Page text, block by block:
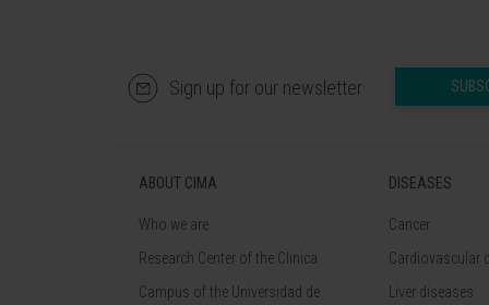
Sign up for our newsletter
ABOUT CIMA
Who we are
Research Center of the Clinica
Campus of the Universidad de
DISEASES
Cancer
Cardiovascular
Liver diseases